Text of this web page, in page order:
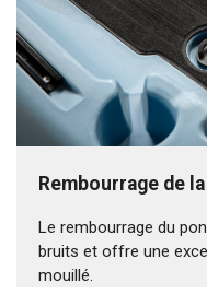
Rembourrage de
Le rembourrage du
bruits et offre une
mouillé.